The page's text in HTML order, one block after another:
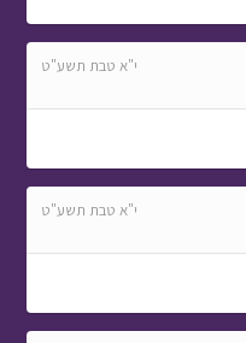
י"א טבת תשע"ט
י"א טבת תשע"ט